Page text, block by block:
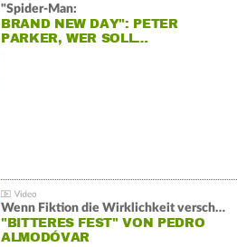
"Spider-Man:
BRAND NEW DAY": PETER
PARKER, WER SOLL…
Wenn Fiktion die Wirklichkeit verschiebt:
"BITTERES FEST" VON PEDRO
ALMODÓVAR